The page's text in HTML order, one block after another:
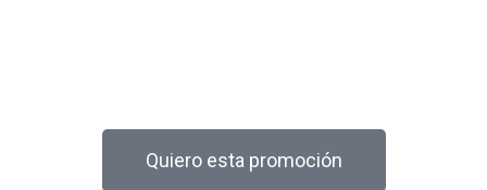
Quiero esta promoción